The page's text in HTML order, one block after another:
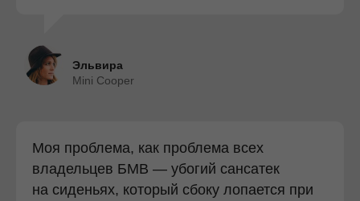
Эльвира
Mini Cooper
Моя проблема, как проблема всех
владельцев БМВ — убогий сансатек
на сиденьях, который сбоку лопается при